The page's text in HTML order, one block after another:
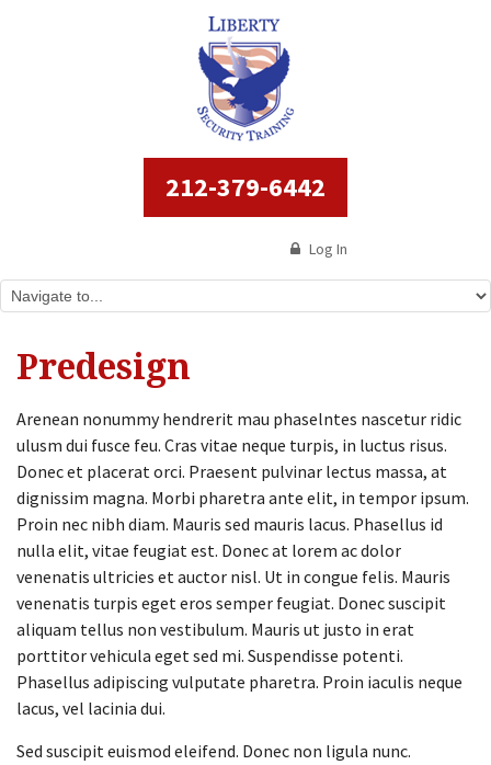
212-379-6442
Log In
Predesign
Arenean nonummy hendrerit mau phaselntes nascetur ridic
ulusm dui fusce feu. Cras vitae neque turpis, in luctus risus.
Donec et placerat orci. Praesent pulvinar lectus massa, at
dignissim magna. Morbi pharetra ante elit, in tempor ipsum.
Proin nec nibh diam. Mauris sed mauris lacus. Phasellus id
nulla elit, vitae feugiat est. Donec at lorem ac dolor
venenatis ultricies et auctor nisl. Ut in congue felis. Mauris
venenatis turpis eget eros semper feugiat. Donec suscipit
aliquam tellus non vestibulum. Mauris ut justo in erat
porttitor vehicula eget sed mi. Suspendisse potenti.
Phasellus adipiscing vulputate pharetra. Proin iaculis neque
lacus, vel lacinia dui.
Sed suscipit euismod eleifend. Donec non ligula nunc.